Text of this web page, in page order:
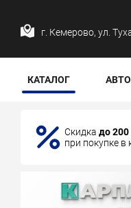
г. Кемерово, ул.
КАТАЛОГ
Скидка до
при покупке в